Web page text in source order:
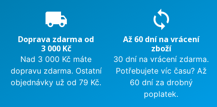
local_shipping
Doprava zdarma od
3 000 Kč
Nad 3 000 Kč máte
dopravu zdarma. Ostatní
objednávky už od 79 Kč.
sync
Až 60 dní na vrácení
zboží
30 dní na vrácení zdarma.
Potřebujete víc času? Až
60 dní za drobný
poplatek.